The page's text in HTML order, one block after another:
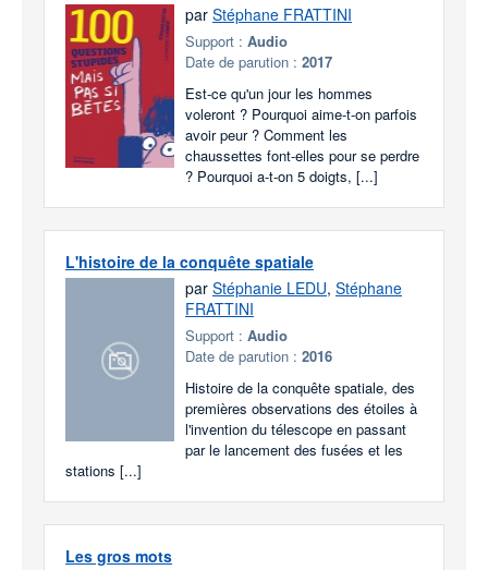
par Stéphane FRATTINI
Support : Audio
Date de parution : 2017
Est-ce qu'un jour les hommes
voleront ? Pourquoi aime-t-on parfois
avoir peur ? Comment les
chaussettes font-elles pour se perdre
? Pourquoi a-t-on 5 doigts, [...]
L'histoire de la conquête spatiale
par Stéphanie LEDU, Stéphane
FRATTINI
Support : Audio
Date de parution : 2016
Histoire de la conquête spatiale, des
premières observations des étoiles à
l'invention du télescope en passant
par le lancement des fusées et les
stations [...]
Les gros mots